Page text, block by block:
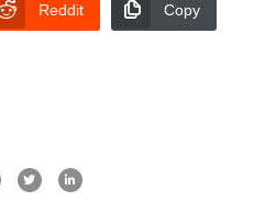
Reddit Copy